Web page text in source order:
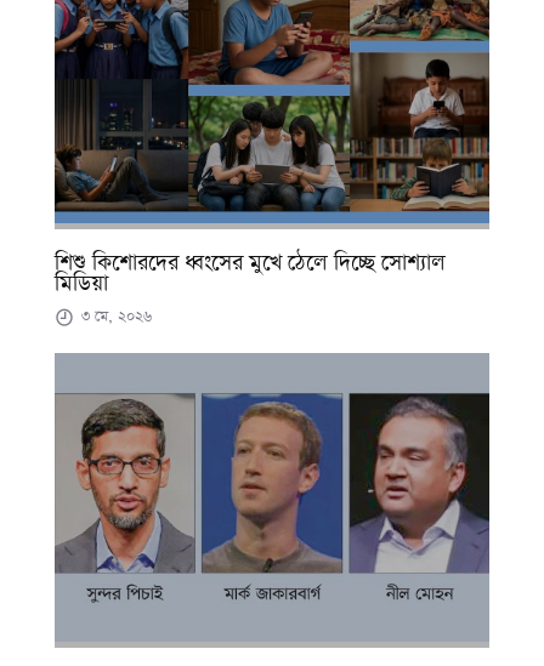
শিশু কিশোরদের ধ্বংসের মুখে ঠেলে দিচ্ছে সোশ্যাল
মিডিয়া
৩ মে, ২০২৬